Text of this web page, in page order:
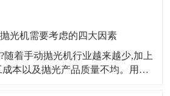
光机需要考虑的四大因素
随着手动抛光机行业越来越少,加上
本以及抛光产品质量不均。用自